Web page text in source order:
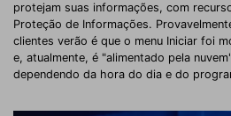
protejam suas informações, com
Proteção de Informações.
clientes verão é que o menu Iniciar foi
e, atualmente, é "alimentado pela
dependendo da hora do dia e do